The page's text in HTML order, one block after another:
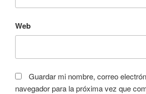
Web
Guardar mi nombre, correo
navegador para la próxima vez que